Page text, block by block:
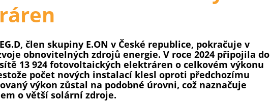
člen skupiny E.ON v České republice, pokračuje v
obnovitelných zdrojů energie. V roce 2024 připojila do
13 924 fotovoltaických elektráren o celkovém výkonu
počet nových instalací klesl oproti předchozímu
výkon zůstal na podobné úrovni, což naznačuje
o větší solární zdroje.